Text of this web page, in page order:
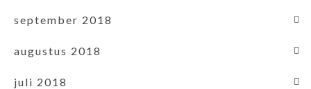
september 2018
augustus 2018
juli 2018